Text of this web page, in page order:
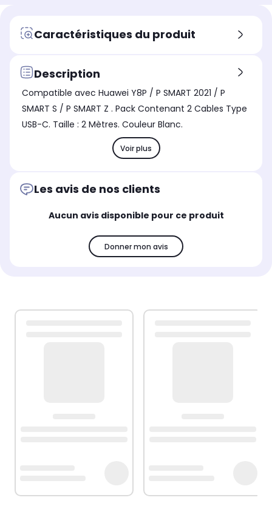
Caractéristiques du produit
Description
Compatible avec Huawei Y8P / P SMART 2021 / P
SMART S / P SMART Z . Pack Contenant 2 Cables Type
USB-C. Taille : 2 Mètres. Couleur Blanc.
Voir plus
Les avis de nos clients
Aucun avis disponible pour ce produit
Donner mon avis